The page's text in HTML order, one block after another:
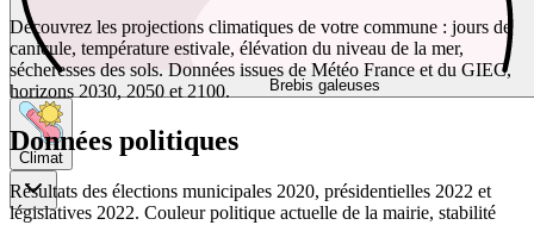
Brebis galeuses
Climat
Découvrez les projections climatiques de votre commune : jours de
canicule, température estivale, élévation du niveau de la mer,
sécheresses des sols. Données issues de Météo France et du GIEC,
horizons 2030, 2050 et 2100.
Données politiques
Résultats des élections municipales 2020, présidentielles 2022 et
législatives 2022. Couleur politique actuelle de la mairie, stabilité